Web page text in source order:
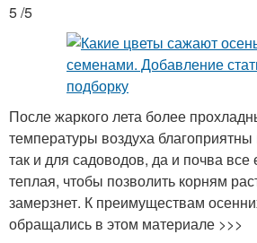
5 /5
После жаркого лета более
температуры воздуха благоприятны
так и для садоводов, да и почва все
теплая, чтобы позволить корням
замерзнет. К преимуществам
обращались в этом материале >>>